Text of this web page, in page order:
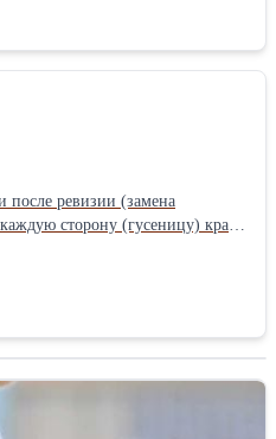
ревизии (замена